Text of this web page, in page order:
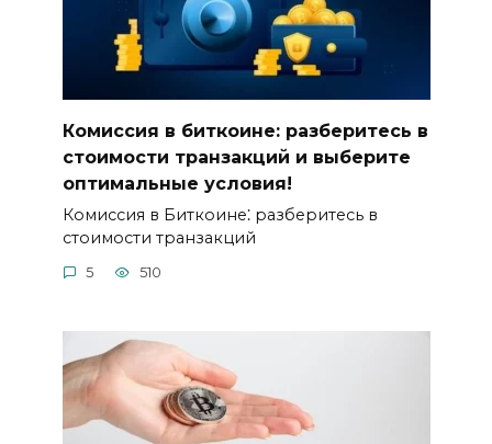
Комиссия в биткоине: разберитесь в
стоимости транзакций и выберите
оптимальные условия!
Комиссия в Биткоине⁚ разбеpитесь в
стоимости транзакций
5 510